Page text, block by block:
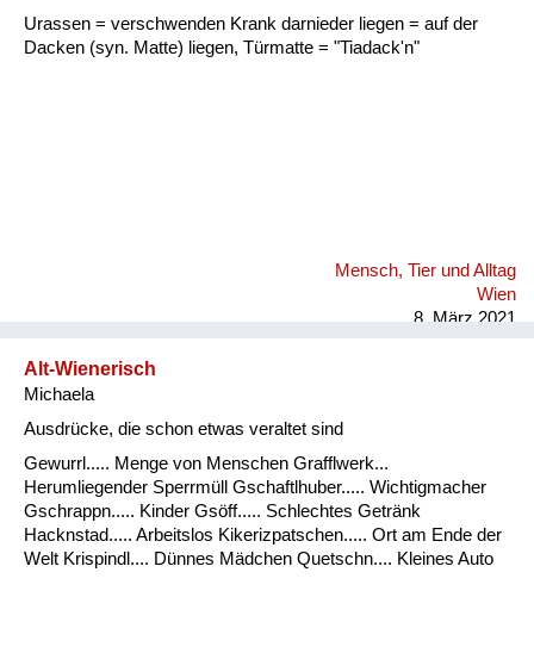
Urassen = verschwenden Krank darnieder liegen = auf der
Dacken (syn. Matte) liegen, Türmatte = "Tiadack'n"
Mensch, Tier und Alltag
Wien
8. März 2021
Alt-Wienerisch
Michaela
Ausdrücke, die schon etwas veraltet sind
Gewurrl..... Menge von Menschen Grafflwerk...
Herumliegender Sperrmüll Gschaftlhuber..... Wichtigmacher
Gschrappn..... Kinder Gsöff..... Schlechtes Getränk
Hacknstad..... Arbeitslos Kikerizpatschen..... Ort am Ende der
Welt Krispindl.... Dünnes Mädchen Quetschn.... Kleines Auto